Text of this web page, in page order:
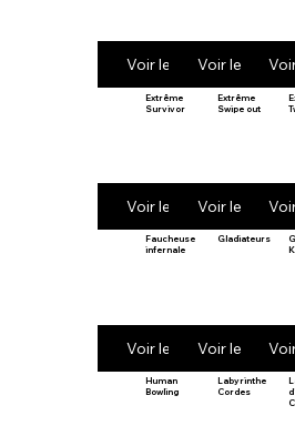
Voir le produit
Voir le
Extrême
Survivor
Voir le produit
Extrême
Swipe out
Voir le
Faucheuse
infernale
Voir le produit
Gladiateurs
Voir le
Human
Bowling
Labyrinthe
Cordes